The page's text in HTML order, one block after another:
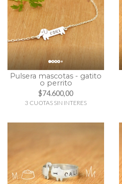
Pulsera mascotas - gatito
o perrito
$74.600,00
3 CUOTAS SIN INTERES